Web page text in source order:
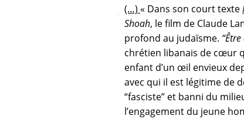
(…) « Dans son court texte
Shoah, le film de Claude
profond au judaïsme.
chrétien libanais de cœur
enfant d’un œil envieux
avec qui il est légitime de
“fasciste” et banni du
l’engagement du jeune